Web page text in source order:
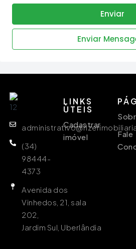
Enviar
Enviar
(34)
98444-
4373
Avenida dos
Vinhedos, 21, sala
202,
Jardim Sul, Uberlândia
LINKS
ÙTEIS
Cadastrar
imóvel
Fale